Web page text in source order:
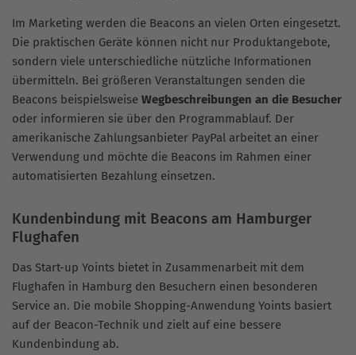
Im Marketing werden die Beacons an vielen Orten eingesetzt.
Die praktischen Geräte können nicht nur Produktangebote,
sondern viele unterschiedliche nützliche Informationen
übermitteln. Bei größeren Veranstaltungen senden die
Beacons beispielsweise Wegbeschreibungen an die Besucher
oder informieren sie über den Programmablauf. Der
amerikanische Zahlungsanbieter PayPal arbeitet an einer
Verwendung und möchte die Beacons im Rahmen einer
automatisierten Bezahlung einsetzen.
Kundenbindung mit Beacons am Hamburger
Flughafen
Das Start-up Yoints bietet in Zusammenarbeit mit dem
Flughafen in Hamburg den Besuchern einen besonderen
Service an. Die mobile Shopping-Anwendung Yoints basiert
auf der Beacon-Technik und zielt auf eine bessere
Kundenbindung ab.